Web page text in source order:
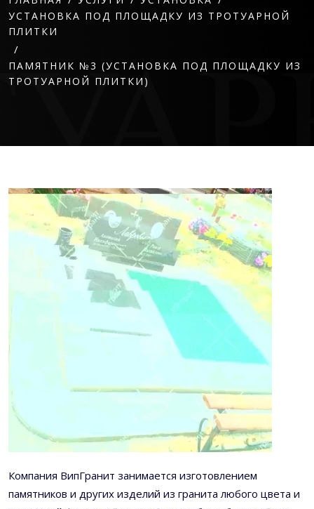
УСТАНОВКА ПОД ПЛОЩАДКУ ИЗ ТРОТУАРНОЙ
ПЛИТКИ
/
ПАМЯТНИК №3 (УСТАНОВКА ПОД ПЛОЩАДКУ ИЗ
ТРОТУАРНОЙ ПЛИТКИ)
Компания ВипГранит занимается изготовлением
памятников и других изделий из гранита любого цвета и